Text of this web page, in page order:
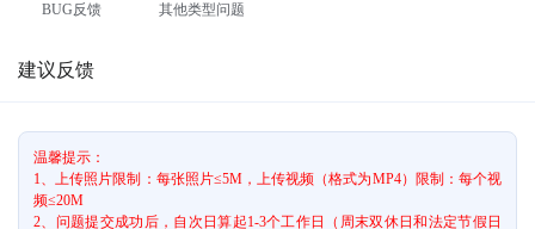
BUG反馈 其他类型问题
建议反馈
温馨提示：
1、上传照片限制：每张照片≤5M，上传视频（格式为MP4）限制：每个视
频≤20M
2、问题提交成功后，自次日算起1-3个工作日（周末双休日和法定节假日